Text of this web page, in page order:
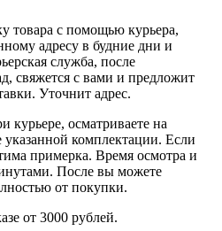
товара с помощью курьера,
адресу в будние дни и
служба, после
свяжется с вами и предложит
Уточнит адрес.
курьере, осматриваете на
указанной комплектации. Если
примерка. Время осмотра и
После вы можете
от покупки.
от 3000 рублей.